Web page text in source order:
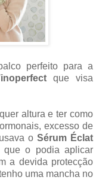
perfeito para a
que visa
altura e ter como
excesso de
oSérum Éclat
que o podia aplicar
a devida protecção
uma mancha no